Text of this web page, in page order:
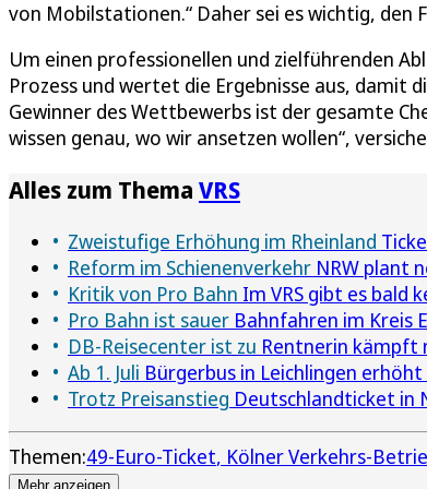
von Mobilstationen.“ Daher sei es wichtig, den
Um einen professionellen und zielführenden
Prozess und wertet die Ergebnisse aus, damit
Gewinner des Wettbewerbs ist der gesamte
wissen genau, wo wir ansetzen wollen“,
Alles zum Thema VRS
Zweistufige Erhöhung im Rheinland
Reform im Schienenverkehr NRW plant
Kritik von Pro Bahn Im VRS gibt es bald
Pro Bahn ist sauer Bahnfahren im Kreis
DB-Reisecenter ist zu Rentnerin kämpft
Ab 1. Juli Bürgerbus in Leichlingen erhöht
Trotz Preisanstieg Deutschlandticket in
Themen:49-Euro-Ticket Kölner Verkehrs-
Mehr anzeigen